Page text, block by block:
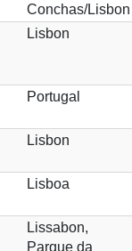
Conchas/Lisbon
Lisbon
Portugal
Lisbon
Lisboa
Lissabon,
Parque da